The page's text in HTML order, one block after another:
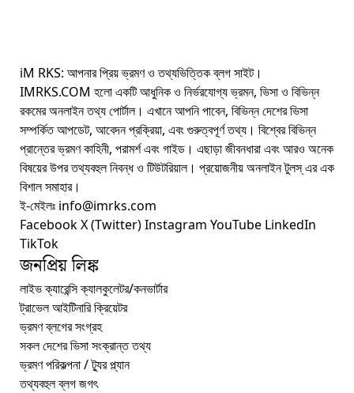
iM RKS: আপনার প্রিয় ভ্রমণ ও তথ্যভিত্তিক ব্লগ সাইট।
IMRKS.COM হলো একটি আধুনিক ও নির্ভরযোগ্য ভ্রমন, ভিসা ও বিভিন্ন
রকমের অনলাইন তথ্য পোর্টাল। এখানে আপনি পাবেন, বিভিন্ন দেশের ভিসা
সম্পর্কিত আপডেট, আবেদন প্রক্রিয়া, এবং গুরুত্বপূর্ণ তথ্য। বিশ্বের বিভিন্ন
প্রান্তের ভ্রমণ কাহিনী, পরামর্শ এবং গাইড। এছাড়া জীবনধারা এবং আরও অনেক
বিষয়ের উপর তথ্যবহুল নিবন্ধ ও টিউটরিয়াল। প্রয়োজনীয় অনলাইন টুলস্‌ এর এক
বিশাল সমাহার।
ই-মেইলঃ info@imrks.com
FacebookX (Twitter)Instagram YouTube LinkedIn
TikTok
জনপ্রিয় লিঙ্ক
লাইভ ক্যারেন্সি ক্যালকুলেটর/কনভার্টার
ট্রাভেল আইটিনারি ক্রিয়েটর
ভ্রমণ ব্লগের সংগ্রহ
সকল দেশের ভিসা সংক্রান্ত তথ্য
ভ্রমণ পরিকল্পনা / ট্যুর প্ল্যান
তথ্যবহুল ব্লগ জগৎ